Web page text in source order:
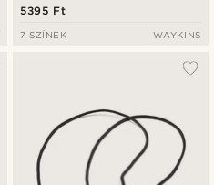
5395 Ft
7 SZÍNEK WAYKINS